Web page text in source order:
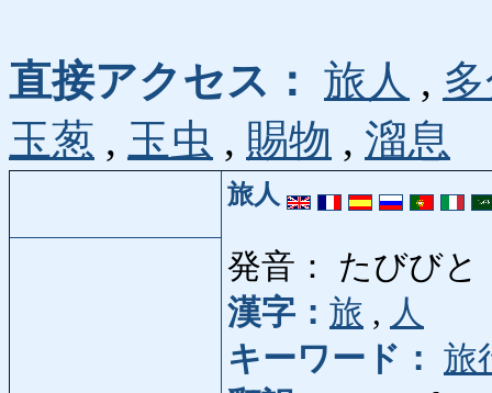
直接アクセス： 旅人 ,
玉葱 , 玉虫 , 賜物 , 溜息
旅人
発音： たびびと
漢字： 旅 , 人
キーワード： 旅